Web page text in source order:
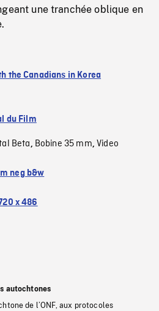
une tranchée oblique en
the Canadians in Korea
du Film
Beta, Bobine 35 mm,Video
neg b&w
x 486
autochtones
de l’ONF, aux protocoles